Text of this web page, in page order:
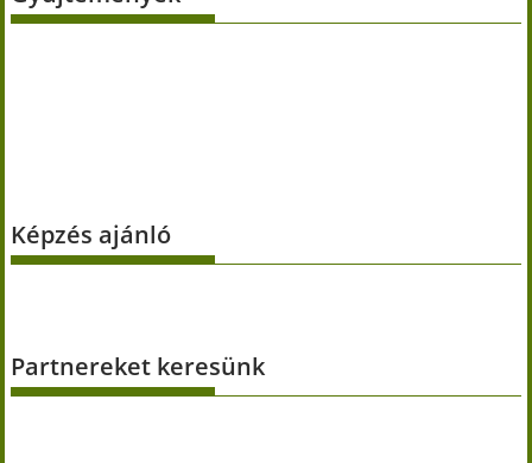
Képzés ajánló
Partnereket keresünk